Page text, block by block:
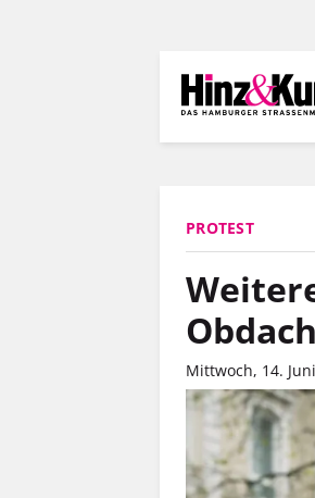
PROTEST
Mittwoch, 14.